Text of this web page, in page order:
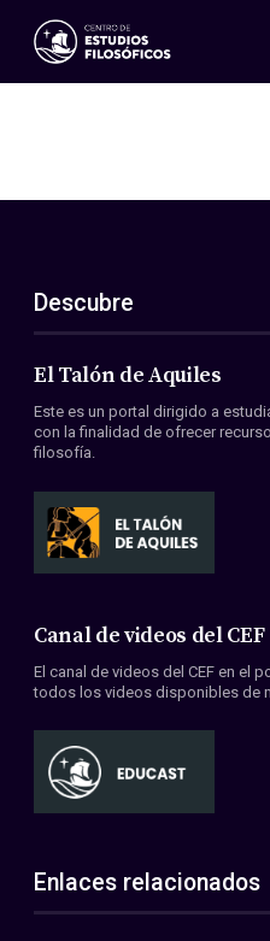
Eventos
ES
EN
Acerca de nosotros
Miembros
Convenios
Descubre
El Talón de Aquiles
Este es un portal dirigido a
con la finalidad de ofrecer
filosofía.
Canal de videos del CEF
El canal de videos del CEF en el
todos los videos disponibles de
Enlaces relacionados